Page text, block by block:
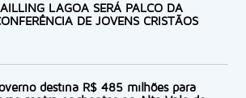
LAGOA SERÁ PALCO DA
DE JOVENS CRISTÃOS
destina R$ 485 milhões para